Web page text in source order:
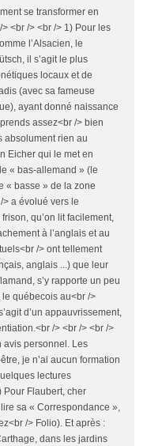
se transformer en
<br /> <br /> 1) Pour les
l’Alsacien, le
il s’agit le plus
locaux et de
(avec sa fameuse
ayant donné naissance
assez<br /> bien
absolument rien au
Eicher qui le met en
« bas-allemand » (le
« basse » de la zone
a évolué vers le
qu’on lit facilement,
à l’anglais et au
/> ont tellement
anglais ...) que leur
s’y rapporte un peu
le québecois au<br />
d’un appauvrissement,
/> <br /> <br />
avis personnel. Les
je n’ai aucun formation
lectures
Pour Flaubert, cher
sa « Correspondance »,
/> Folio). Et après :
dans les jardins